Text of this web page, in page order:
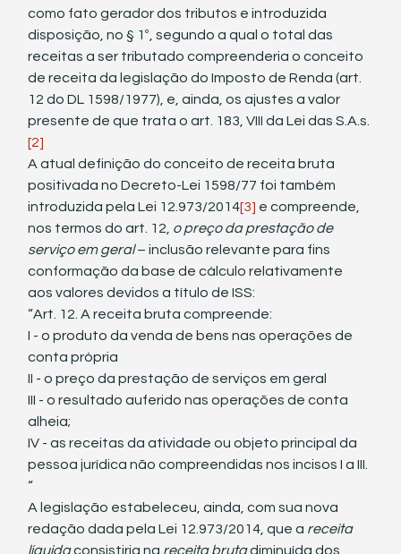
como fato gerador dos tributos e introduzida
disposição, no § 1º, segundo a qual o total das
receitas a ser tributado compreenderia o conceito
de receita da legislação do Imposto de Renda (art.
12 do DL 1598/1977), e, ainda, os ajustes a valor
presente de que trata o art. 183, VIII da Lei das S.A.s.
[2]
A atual definição do conceito de receita bruta
positivada no Decreto-Lei 1598/77 foi também
introduzida pela Lei 12.973/2014[3] e compreende,
nos termos do art. 12, o preço da prestação de
serviço em geral – inclusão relevante para fins
conformação da base de cálculo relativamente
aos valores devidos a título de ISS:
“Art. 12. A receita bruta compreende:
I - o produto da venda de bens nas operações de
conta própria
II - o preço da prestação de serviços em geral
III - o resultado auferido nas operações de conta
alheia;
IV - as receitas da atividade ou objeto principal da
pessoa jurídica não compreendidas nos incisos I a III.
“
A legislação estabeleceu, ainda, com sua nova
redação dada pela Lei 12.973/2014, que a receita
líquida consistiria na receita bruta diminuída dos